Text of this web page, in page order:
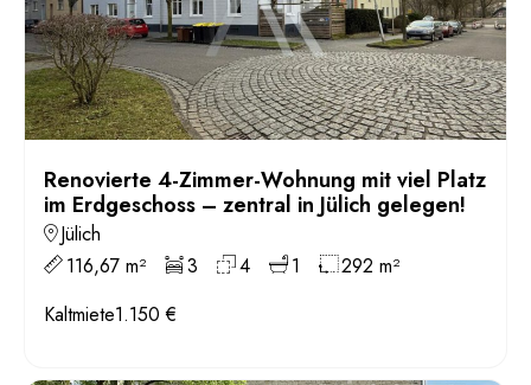
Renovierte 4-Zimmer-Wohnung mit viel Platz
im Erdgeschoss – zentral in Jülich gelegen!
Jülich
116,67 m²
3 4 1
292 m²
Kaltmiete1.150 €